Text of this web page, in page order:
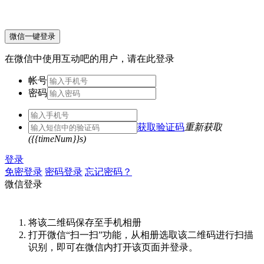
微信一键登录
在微信中使用互动吧的用户，请在此登录
帐号
密码
获取验证码重新获取
({{timeNum}}s)
登录
免密登录 密码登录 忘记密码？
微信登录
将该二维码保存至手机相册
打开微信“扫一扫”功能，从相册选取该二维码进行扫描
识别，即可在微信内打开该页面并登录。